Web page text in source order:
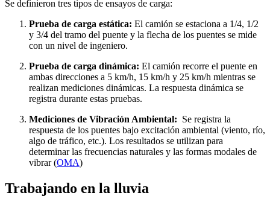
Se definieron tres tipos de ensayos de carga:
Prueba de carga estática: El camión se estaciona a 1/4, 1/2
y 3/4 del tramo del puente y la flecha de los puentes se mide
con un nivel de ingeniero.
Prueba de carga dinámica: El camión recorre el puente en
ambas direcciones a 5 km/h, 15 km/h y 25 km/h mientras se
realizan mediciones dinámicas. La respuesta dinámica se
registra durante estas pruebas.
Mediciones de Vibración Ambiental: Se registra la
respuesta de los puentes bajo excitación ambiental (viento, río,
algo de tráfico, etc.). Los resultados se utilizan para
determinar las frecuencias naturales y las formas modales de
vibrar (OMA)
Trabajando en la lluvia